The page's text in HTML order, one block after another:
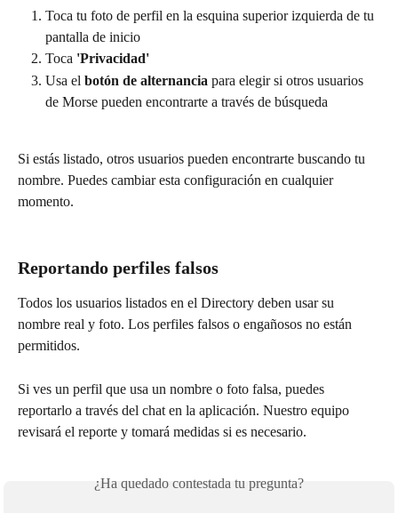
Toca tu foto de perfil en la esquina superior izquierda de tu
pantalla de inicio
Toca 'Privacidad'
Usa el botón de alternancia para elegir si otros usuarios
de Morse pueden encontrarte a través de búsqueda
Si estás listado, otros usuarios pueden encontrarte buscando tu
nombre. Puedes cambiar esta configuración en cualquier
momento.
Reportando perfiles falsos
Todos los usuarios listados en el Directory deben usar su
nombre real y foto. Los perfiles falsos o engañosos no están
permitidos.
Si ves un perfil que usa un nombre o foto falsa, puedes
reportarlo a través del chat en la aplicación. Nuestro equipo
revisará el reporte y tomará medidas si es necesario.
¿Ha quedado contestada tu pregunta?